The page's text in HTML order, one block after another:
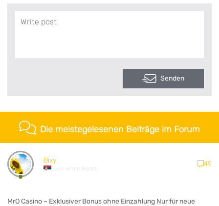
Senden
Die meistegelesenen Beiträge im Forum
Bixy
vor einem Monat
49
MrO Casino – Exklusiver Bonus ohne Einzahlung Nur für neue